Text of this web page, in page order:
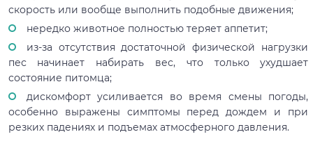
скорость или вообще выполнить подобные движения;
нередко животное полностью теряет аппетит;
из-за отсутствия достаточной физической нагрузки
пес начинает набирать вес, что только ухудшает
состояние питомца;
дискомфорт усиливается во время смены погоды,
особенно выражены симптомы перед дождем и при
резких падениях и подъемах атмосферного давления.